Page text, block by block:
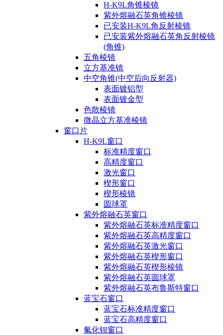
H-K9L角锥棱镜
紫外熔融石英角锥棱镜
已安装H-K9L角反射棱镜
已安装紫外熔融石英角反射棱镜
(角锥)
五角棱镜
立方基准镜
中空角锥(中空后向反射器)
表面镀铝型
表面镀金型
色散棱镜
微晶立方基准棱镜
窗口片
H-K9L窗口
标准精度窗口
高精度窗口
激光窗口
楔形窗口
楔形棱镜
圆球罩
紫外熔融石英窗口
紫外熔融石英标准精度窗口
紫外熔融石英高精度窗口
紫外熔融石英激光窗口
紫外熔融石英楔形窗口
紫外熔融石英楔形棱镜
紫外熔融石英圆球罩
紫外熔融石英布鲁斯特窗口
蓝宝石窗口
蓝宝石标准精度窗口
蓝宝石高精度窗口
氟化钡窗口